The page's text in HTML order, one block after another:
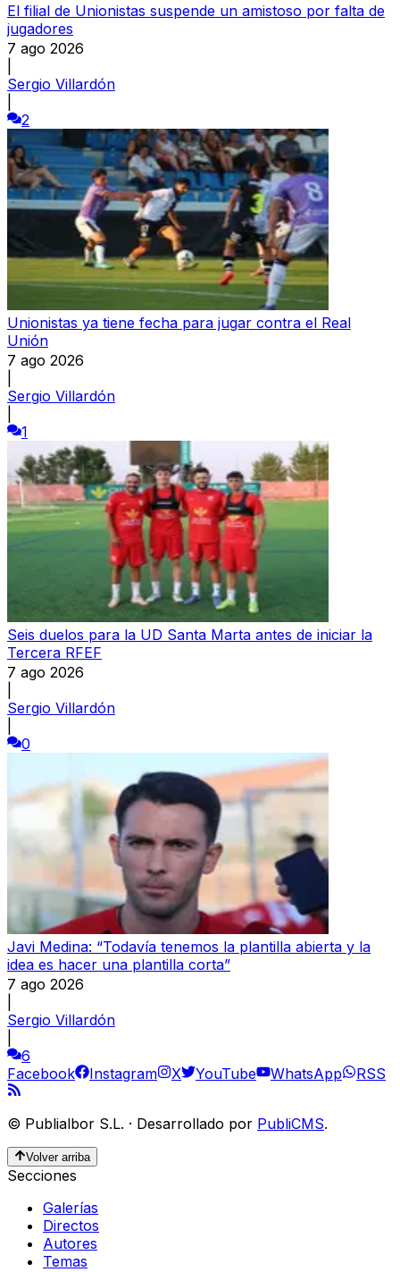
El filial de Unionistas suspende un amistoso por falta de
jugadores
7 ago 2026
Sergio Villardón
2
Unionistas ya tiene fecha para jugar contra el Real
Unión
7 ago 2026
Sergio Villardón
1
Seis duelos para la UD Santa Marta antes de iniciar la
Tercera RFEF
7 ago 2026
Sergio Villardón
0
Javi Medina: “Todavía tenemos la plantilla abierta y la
idea es hacer una plantilla corta”
7 ago 2026
Sergio Villardón
6
Facebook
Instagram X YouTube WhatsApp RSS
© Publialbor S.L. · Desarrollado por PubliCMS.
Volver arriba
Secciones
Galerías
Directos
Autores
Temas